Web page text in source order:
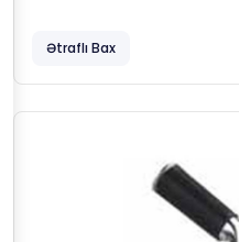
Ətraflı Bax